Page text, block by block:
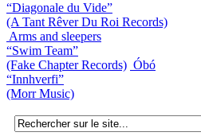
“Diagonale du Vide”
(A Tant Rêver Du Roi Records)
Arms and sleepers
“Swim Team”
(Fake Chapter Records) Óbó
“Innhverfi”
(Morr Music)